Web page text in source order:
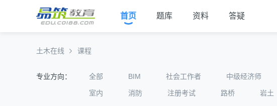
首页 题库 资料 答疑
土木在线 课程
专业方向： 全部 BIM 社会工作者 中级经济师
室内 消防 注册考试 路桥 岩土